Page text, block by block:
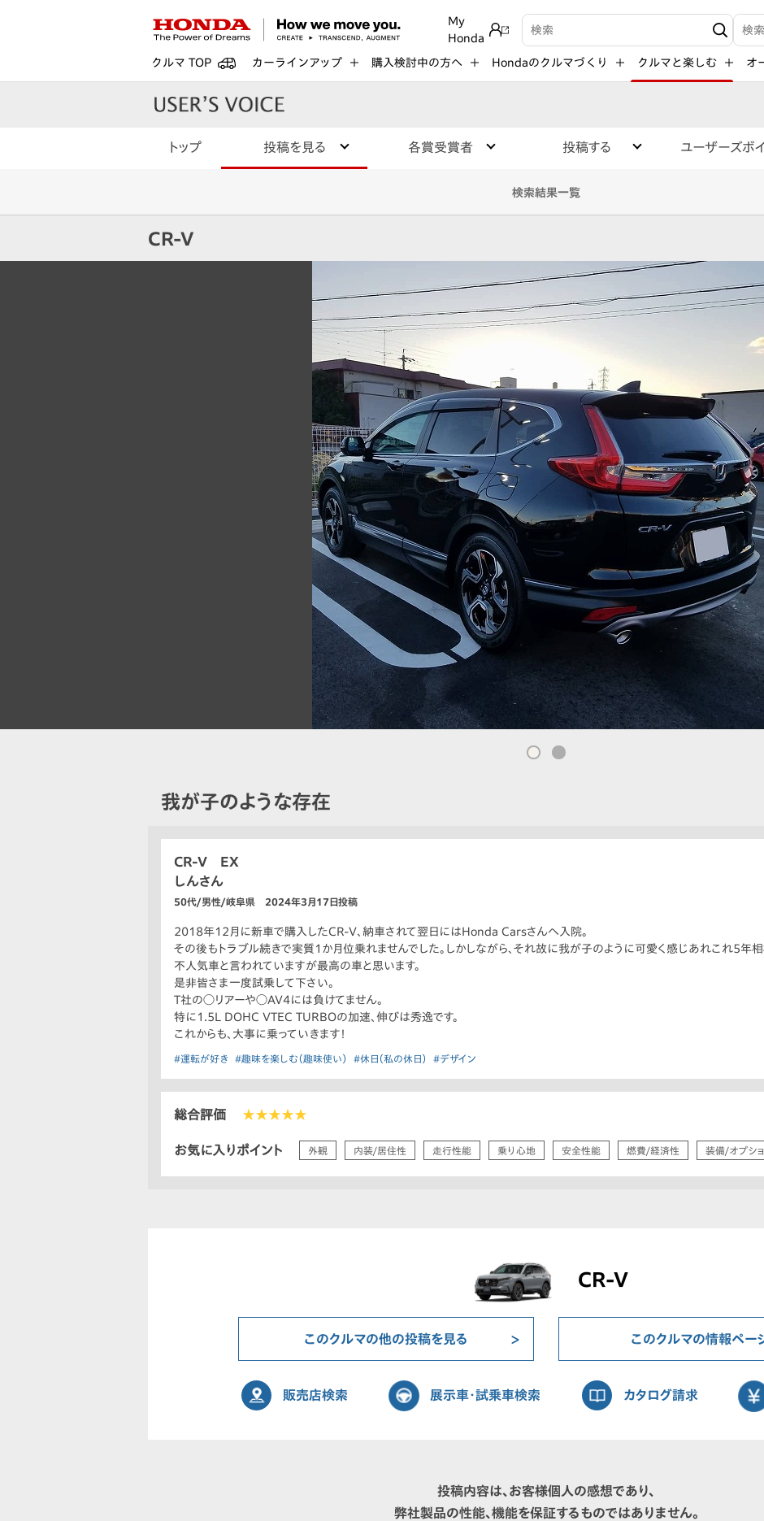
My
Honda
検索キーワード入力 検索
クルマ TOP カーラインアップ 購入検討中の方へ Hondaのクルマづくり クルマと楽しむ オ
トップ 投稿を見る 各賞受賞者 投稿する ユーザーズボ
検索結果一覧
CR-V
我が子のような存在
CR-V EX
しんさん
50代/男性/岐阜県 2024年3月17日投稿
2018年12月に新車で購入したCR-V、納車されて翌日にはHonda Carsさんへ入院。
その後もトラブル続きで実質1か月位乗れませんでした。しかしながら、それ故に我が子のように可愛く感じあれこれ5年相
不人気車と言われていますが最高の車と思います。
是非皆さま一度試乗して下さい。
T社の◯リアーや◯AV4には負けてません。
特に1.5L DOHC VTEC TURBOの加速、伸びは秀逸です。
これからも、大事に乗っていきます！
#運転が好き #趣味を楽しむ（趣味使い） #休日（私の休日） #デザイン
総合評価 ★★★★★
お気に入りポイント 外観 内装/居住性 走行性能 乗り心地 安全性能 燃費/経済性 装備/オプシ
CR-V
このクルマの他の投稿を見る このクルマの情報ペー
販売店検索 展示車・試乗車検索 カタログ請求
投稿内容は、お客様個人の感想であり、
弊社製品の性能、機能を保証するものではありません。